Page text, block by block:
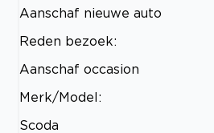
Aanschaf nieuwe auto
Reden bezoek:
Aanschaf occasion
Merk/Model:
Scoda